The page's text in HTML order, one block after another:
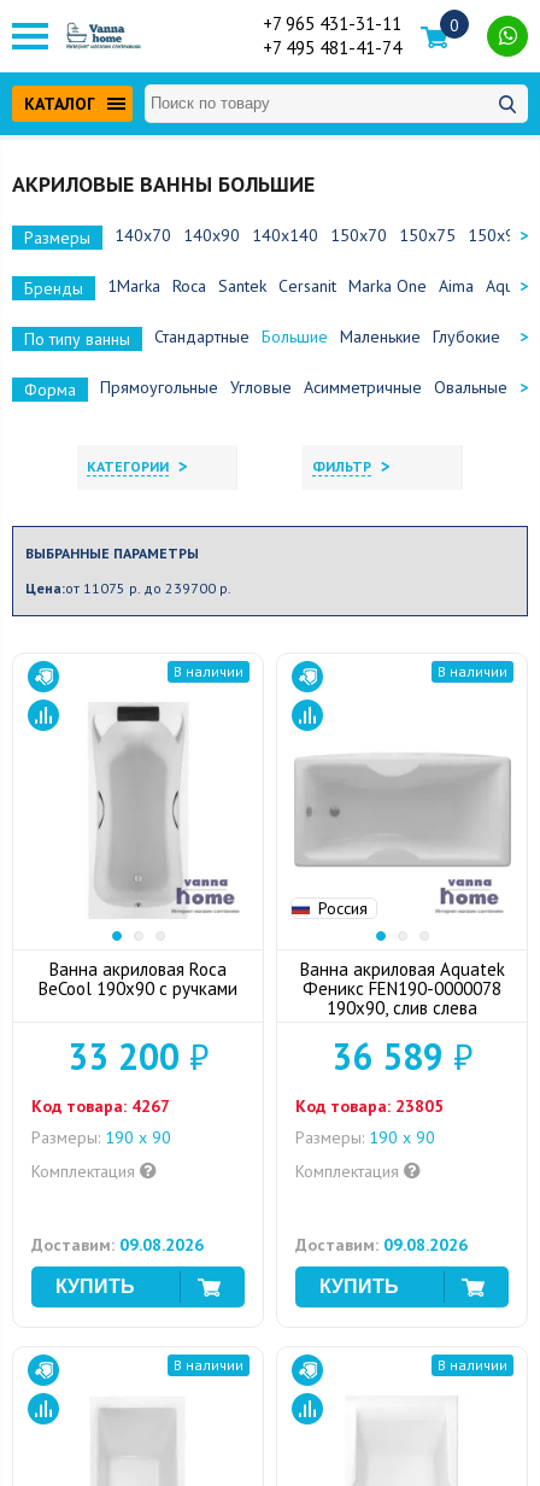
+7 965 431-31-11
+7 495 481-41-74
0
КАТАЛОГ
АКРИЛОВЫЕ ВАННЫ БОЛЬШИЕ
Размеры 140x70 140x90 140x140 150x70 150x75 150x90
Бренды 1Marka Roca Santek Cersanit Marka One Aima
По типу ванны Стандартные Большие Маленькие Глубокие
Форма Прямоугольные Угловые Асимметричные Овальные
КАТЕГОРИИ > ФИЛЬТР >
ВЫБРАННЫЕ ПАРАМЕТРЫ
Цена:от 11075 р. до 239700 р.
В наличии
Ванна акриловая Roca
BeCool 190x90 с ручками
33 200 ₽
Код товара: 4267
Размеры: 190 х 90
Комплектация
Доставим: 09.08.2026
Россия
В наличии
Ванна акриловая Aquatek
Феникс FEN190-0000078
190x90, слив слева
36 589 ₽
Код товара: 23805
Размеры: 190 х 90
Комплектация
Доставим: 09.08.2026
В наличии В наличии